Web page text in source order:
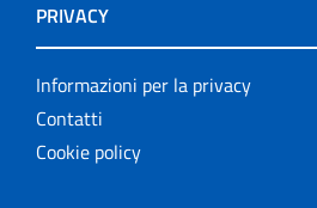
PRIVACY
Informazioni per la privacy
Contatti
Cookie policy